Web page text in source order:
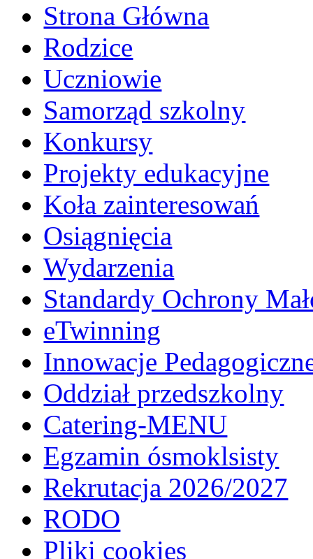
Strona Główna
Rodzice
Uczniowie
Samorząd szkolny
Konkursy
Projekty edukacyjne
Koła zainteresowań
Osiągnięcia
Wydarzenia
Standardy Ochrony
eTwinning
Innowacje
Oddział przedszkolny
Catering-MENU
Egzamin ósmoklsisty
Rekrutacja 2026/2027
RODO
Pliki cookies